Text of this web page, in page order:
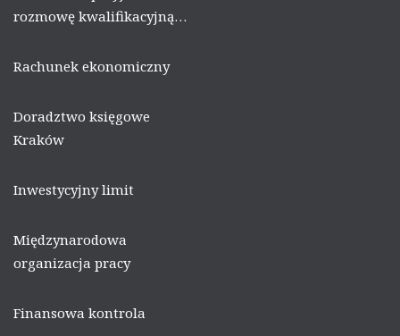
rozmowę kwalifikacyjną…
Rachunek ekonomiczny
Doradztwo księgowe
Kraków
Inwestycyjny limit
Międzynarodowa
organizacja pracy
Finansowa kontrola